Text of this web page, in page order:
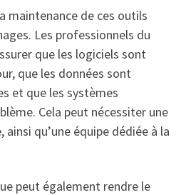
maintenance de ces outils
Les professionnels du
que les logiciels sont
que les données sont
et que les systèmes
Cela peut nécessiter une
qu’une équipe dédiée à la
peut également rendre le